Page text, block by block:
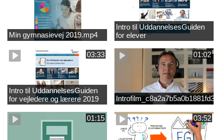
Min gymnasievej 2019.mp4
Intro til UddannelsesGuiden
for elever
03:33
Intro til UddannelsesGuiden
for vejledere og lærere 2019
01:02
01:15 03:52